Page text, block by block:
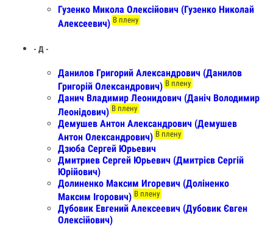
Гузенко Микола Олексійович (Гузенко Николай
Алексеевич) В плену
- Д -
Данилов Григорий Александрович (Данилов
Григорій Олександрович) В плену
Данич Владимир Леонидович (Даніч Володимир
Леонідович) В плену
Демушев Антон Александрович (Демушев
Антон Олександрович) В плену
Дзюба Сергей Юрьевич
Дмитриев Сергей Юрьевич (Дмитрієв Сергій
Юрійович)
Долиненко Максим Игоревич (Доліненко
Максим Ігорович) В плену
Дубовик Евгений Алексеевич (Дубовик Євген
Олексійович)